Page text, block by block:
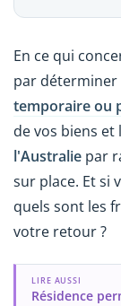
En ce qui
par déterminer
temporaire ou
de vos biens et
l'Australie par
sur place. Et si
quels sont les
votre retour ?
LIRE AUSSI
Résidence